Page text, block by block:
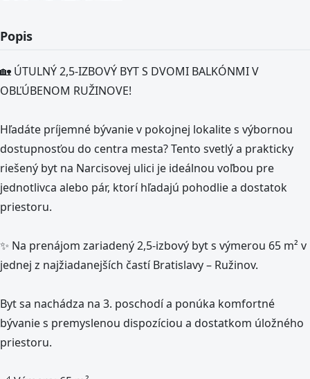
Popis
🏡 ÚTULNÝ 2,5-IZBOVÝ BYT S DVOMI BALKÓNMI V
OBĽÚBENOM RUŽINOVE!
Hľadáte príjemné bývanie v pokojnej lokalite s výbornou
dostupnosťou do centra mesta? Tento svetlý a prakticky
riešený byt na Narcisovej ulici je ideálnou voľbou pre
jednotlivca alebo pár, ktorí hľadajú pohodlie a dostatok
priestoru.
✨ Na prenájom zariadený 2,5-izbový byt s výmerou 65 m² v
jednej z najžiadanejších častí Bratislavy – Ružinov.
Byt sa nachádza na 3. poschodí a ponúka komfortné
bývanie s premyslenou dispozíciou a dostatkom úložného
priestoru.